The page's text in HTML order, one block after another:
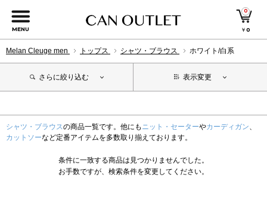
MENU
0
￥0
Melan Cleuge men トップス シャツ・ブラウス ホワイト/白系
さらに絞り込む 表示変更
シャツ・ブラウスの商品一覧です。他にも ニット・セーターやカーディガン、
カットソーなど定番アイテムを多数取り揃えております。
条件に一致する商品は見つかりませんでした。
お手数ですが、検索条件を変更してください。